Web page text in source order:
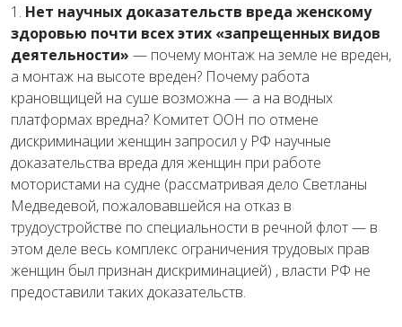
1. Нет научных доказательств вреда женскому
здоровью почти всех этих «запрещенных видов
деятельности» — почему монтаж на земле не вреден,
а монтаж на высоте вреден? Почему работа
крановщицей на суше возможна — а на водных
платформах вредна? Комитет ООН по отмене
дискриминации женщин запросил у РФ научные
доказательства вреда для женщин при работе
мотористами на судне (рассматривая дело Светланы
Медведевой, пожаловавшейся на отказ в
трудоустройстве по специальности в речной флот — в
этом деле весь комплекс ограничения трудовых прав
женщин был признан дискриминацией) , власти РФ не
предоставили таких доказательств.